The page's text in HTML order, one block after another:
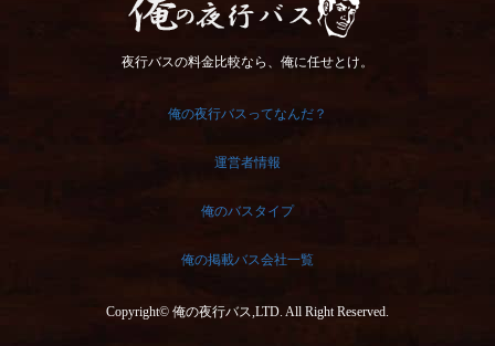
俺の夜行バス
夜行バスの料金比較なら、俺に任せとけ。
俺の夜行バスってなんだ？
運営者情報
俺のバスタイプ
俺の掲載バス会社一覧
Copyright© 俺の夜行バス,LTD. All Right Reserved.